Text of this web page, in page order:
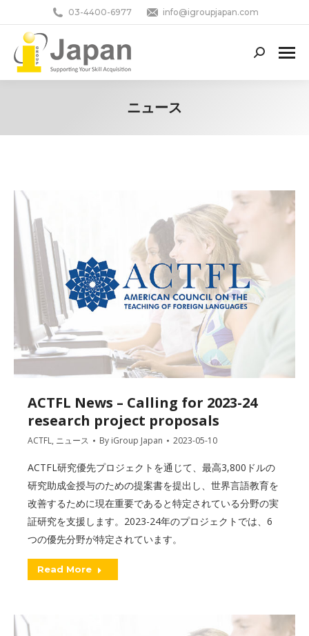
03-4400-6977 info@igroupjapan.com
Search:
ニュース
ACTFL News – Calling for 2023-24
research project proposals
ACTFL, ニュース By iGroup Japan 2023-05-10
ACTFL研究優先プロジェクトを通じて、最高3,800ドルの
研究助成金授与のための提案書を提出し、世界言語教育を
改善するために現在重要であると特定されている分野の実
証研究を支援します。2023-24年のプロジェクトでは、6
つの優先分野が特定されています。
Read More